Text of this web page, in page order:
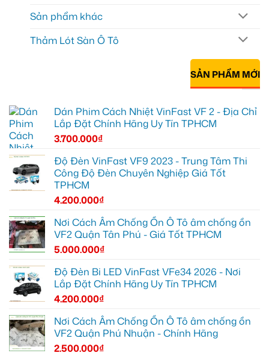
Sản phẩm khác
Thảm Lót Sàn Ô Tô
SẢN PHẨM MỚI
Dán Phim Cách Nhiệt VinFast VF 2 - Địa Chỉ
Lắp Đặt Chính Hãng Uy Tín TPHCM
3.700.000₫
Độ Đèn VinFast VF9 2023 - Trung Tâm Thi
Công Độ Đèn Chuyên Nghiệp Giá Tốt
TPHCM
4.200.000₫
Nơi Cách Âm Chống Ồn Ô Tô âm chống ồn
VF2 Quận Tân Phú - Giá Tốt TPHCM
5.000.000₫
Độ Đèn Bi LED VinFast VFe34 2026 - Nơi
Lắp Đặt Chính Hãng Uy Tín TPHCM
4.200.000₫
Nơi Cách Âm Chống Ồn Ô Tô âm chống ồn
VF2 Quận Phú Nhuận - Chính Hãng
2.500.000₫